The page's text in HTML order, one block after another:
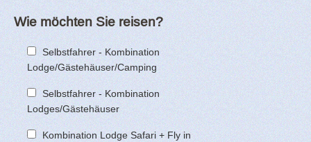
Wie möchten Sie reisen?
Selbstfahrer - Kombination
Lodge/Gästehäuser/Camping
Selbstfahrer - Kombination
Lodges/Gästehäuser
Kombination Lodge Safari + Fly in